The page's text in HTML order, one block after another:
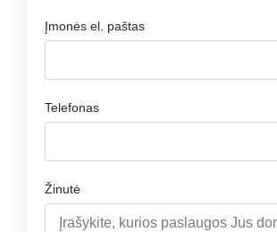
Įmonės el. paštas
Telefonas
Žinutė